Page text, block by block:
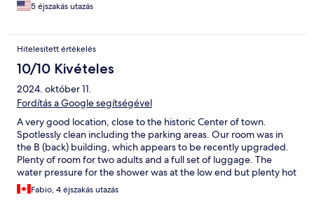
5 éjszakás utazás
Hitelesített értékelés
10/10 Kivételes
2024. október 11.
Fordítás a Google segítségével
A very good location, close to the historic Center of town.
Spotlessly clean including the parking areas. Our room was in
the B (back) building, which appears to be recently upgraded.
Plenty of room for two adults and a full set of luggage. The
water pressure for the shower was at the low end but plenty hot
enough. A similar breakfast offering as other hotels we stayed at
in Romania. I would not hesitate to recommend this hotel and
Fabio, 4 éjszakás utazás